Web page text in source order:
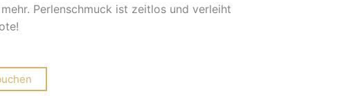
Perlenschmuck ist zeitlos und verleiht